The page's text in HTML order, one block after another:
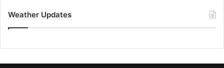
Weather Updates